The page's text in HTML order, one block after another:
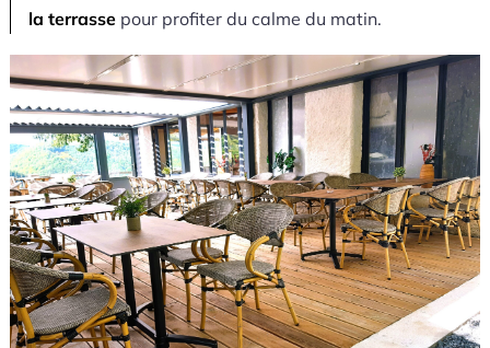
la terrassepour profiter du calme du matin.